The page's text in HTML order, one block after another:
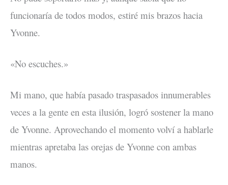
funcionaría de todos modos, estiré mis brazos hacia
Yvonne.
«No escuches.»
Mi mano, que había pasado traspasados innumerables
veces a la gente en esta ilusión, logró sostener la mano
de Yvonne. Aprovechando el momento volví a hablarle
mientras apretaba las orejas de Yvonne con ambas
manos.